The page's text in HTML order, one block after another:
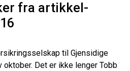
fra artikkel-
til Gjensidige
oktober. Det er ikke lenger Tobb